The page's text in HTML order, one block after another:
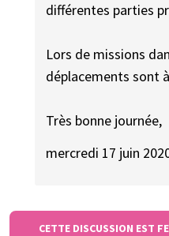
différentes parties
Lors de missions
déplacements sont
Très bonne journée,
mercredi 17 juin
CETTE DISCUSSION EST